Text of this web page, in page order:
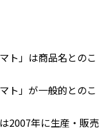
ト」は商品名とのこ
ト」が一般的とのこ
2007年に生産・販売